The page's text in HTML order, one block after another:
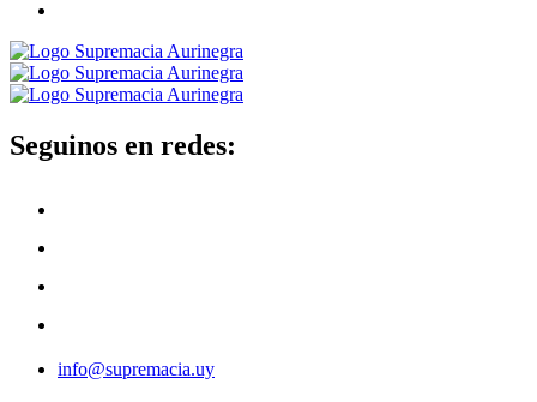
Seguinos en redes:
info@supremacia.uy